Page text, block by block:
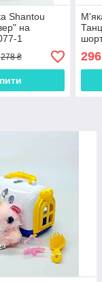
Shantou
на
1
278 ₴